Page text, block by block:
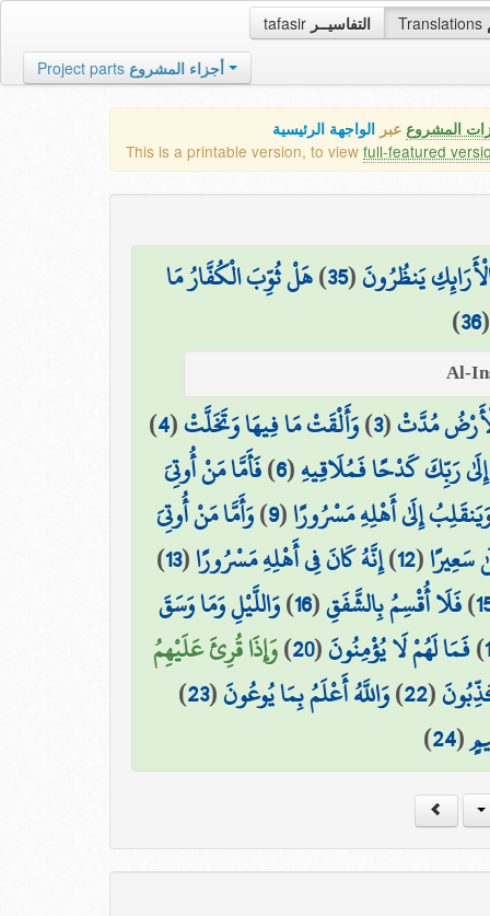
tafasir التفاسيــر Translations
Project parts أجزاء المشروع
المشروع عبر الواجهة الرئيسية
This is a printable version, to view full-featured
يَنظُرُونَ(
35
)هَلْ ثُوِّبَ الْكُفَّارُ مَا
36
)
مُدَّتْ(
3
)وَأَلْقَتْ مَا فِيهَا وَتَخَلَّتْ(
4
)
رَبِّكَ كَدْحًا فَمُلَاقِيهِ(
6
)فَأَمَّا مَنْ أُوتِيَ
إِلَىٰ أَهْلِهِ مَسْرُورًا(
9
)وَأَمَّا مَنْ أُوتِيَ
سَعِيرًا(
12
)إِنَّهُ كَانَ فِي أَهْلِهِ مَسْرُورًا(
13
)
)فَلَا أُقْسِمُ بِالشَّفَقِ(
16
)وَاللَّيْلِ وَمَا وَسَقَ
)فَمَا لَهُمْ لَا يُؤْمِنُونَ(
20
)وَإِذَا قُرِئَ عَلَيْهِمُ
(
22
)وَاللَّهُ أَعْلَمُ بِمَا يُوعُونَ(
23
)
(
24
)